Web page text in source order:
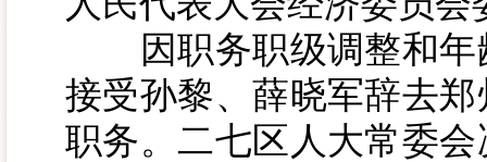
因职务职级调整和年
接受孙黎、薛晓军辞去
职务。二七区人大常委